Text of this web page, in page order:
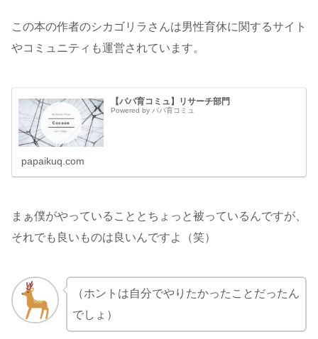
この本の作者のシカゴリラさんは男性育休に関するサイト
やコミュニティも運営されています。
【パパ育コミュ】リサーチ部門
Powered by パパ育コミュ
papaikuq.com
まぁ僕がやっていることとちょっと被っているんですが、
それでも良いものは良いんですよ（笑）
（ホントは自分でやりたかったことだったん
でしょ）